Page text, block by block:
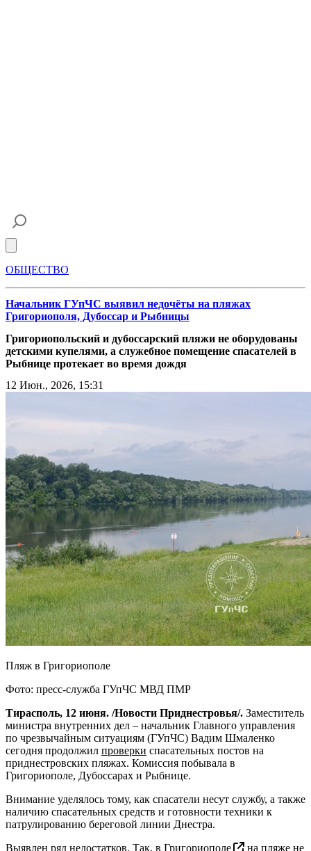
ОБЩЕСТВО
Начальник ГУпЧС выявил недочёты на пляжах
Григориополя, Дубоссар и Рыбницы
Григориопольский и дубоссарский пляжи не оборудованы
детскими купелями, а служебное помещение спасателей в
Рыбнице протекает во время дождя
12 Июн., 2026, 15:31
Пляж в Григориополе
Фото: пресс-служба ГУпЧС МВД ПМР
Тирасполь, 12 июня. /Новости Приднестровья/. Заместитель
министра внутренних дел – начальник Главного управления
по чрезвычайным ситуациям (ГУпЧС) Вадим Шмаленко
сегодня продолжил проверки спасательных постов на
приднестровских пляжах. Комиссия побывала в
Григориополе, Дубоссарах и Рыбнице.
Внимание уделялось тому, как спасатели несут службу, а также
наличию спасательных средств и готовности техники к
патрулированию береговой линии Днестра.
Выявлен ряд недостатков. Так, в Григориополе
на пляже не